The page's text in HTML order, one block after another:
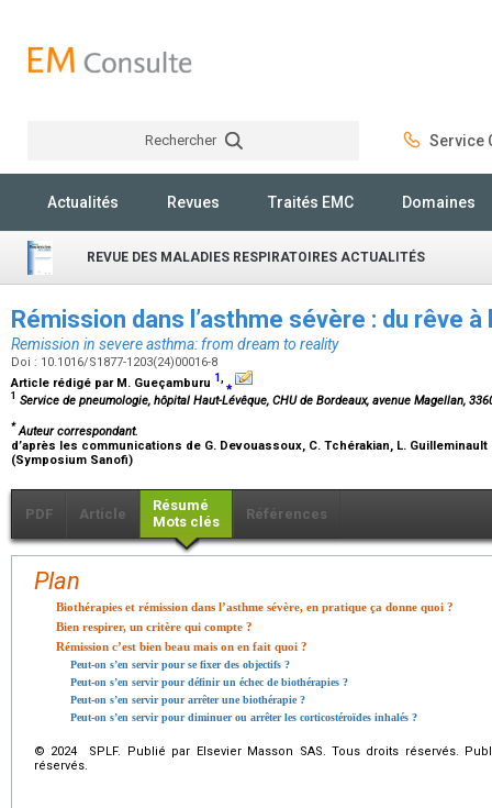
Rechercher Service
Actualités Revues Traités EMC Domaines
REVUE DES MALADIES RESPIRATOIRES ACTUALITÉS
Rémission dans l’asthme sévère : du rêve
Remission in severe asthma: from dream to reality
Doi : 10.1016/S1877-1203(24)00016-8
Article rédigé parM. Gueçamburu 1,⁎
1 Service de pneumologie, hôpital Haut-Lévêque, CHU de Bordeaux, avenue Magellan,
* Auteur correspondant.
d’après les communications de G. Devouassoux, C. Tchérakian, L. Guilleminault
(Symposium Sanofi)
PDF Article
Résumé
Mots clés
Références
Plan
Biothérapies et rémission dans l’asthme sévère, en pratique ça donne quoi ?
Bien respirer, un critère qui compte ?
Rémission c’est bien beau mais on en fait quoi ?
Peut-on s’en servir pour se fixer des objectifs ?
Peut-on s’en servir pour définir un échec de biothérapies ?
Peut-on s’en servir pour arrêter une biothérapie ?
Peut-on s’en servir pour diminuer ou arrêter les corticostéroïdes inhalés ?
© 2024 SPLF. Publié par Elsevier Masson SAS. Tous droits réservés.
réservés.